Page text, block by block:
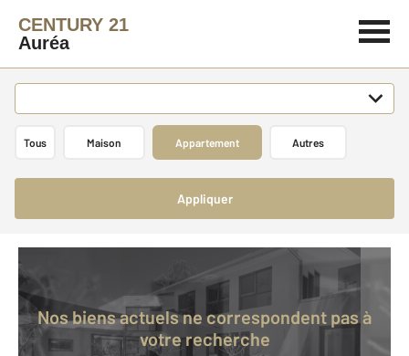
CENTURY 21
Auréa
Tous Maison Appartement Autres
Appliquer
Nos biens actuels ne correspondent pas à
votre recherche